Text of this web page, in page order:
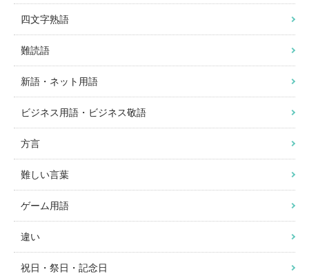
四文字熟語
難読語
新語・ネット用語
ビジネス用語・ビジネス敬語
方言
難しい言葉
ゲーム用語
違い
祝日・祭日・記念日